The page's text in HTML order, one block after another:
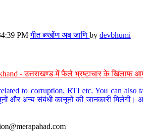
PMगीत ब्य्खोंण अब जाणि by devbhumi
- उत्तराखण्ड में फैले भ्रष्टाचार के खिलाफ
to corruption, RTI etc. You can also
और अन्य संबंधी कानूनों की जानकारी